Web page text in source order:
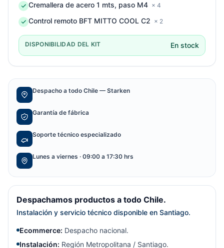
Cremallera de acero 1 mts, paso M4 × 4
Control remoto BFT MITTO COOL C2 × 2
DISPONIBILIDAD DEL KIT En stock
Despacho a todo Chile — Starken
Garantía de fábrica
Soporte técnico especializado
Lunes a viernes · 09:00 a 17:30 hrs
Despachamos productos a todo Chile.
Instalación y servicio técnico disponible en Santiago.
Ecommerce: Despacho nacional.
Instalación: Región Metropolitana / Santiago.